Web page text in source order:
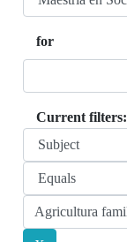
for
Current filters: